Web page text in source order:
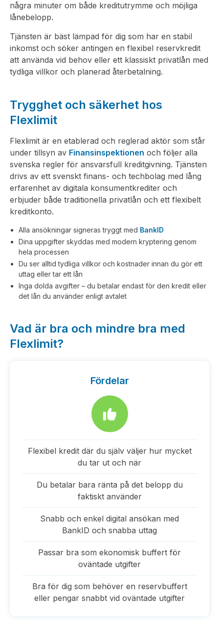
några minuter om både kreditutrymme och möjliga
lånebelopp.
Tjänsten är bäst lämpad för dig som har en stabil
inkomst och söker antingen en flexibel reservkredit
att använda vid behov eller ett klassiskt privatlån med
tydliga villkor och planerad återbetalning.
Trygghet och säkerhet hos
Flexlimit
Flexlimit är en etablerad och reglerad aktör som står
under tillsyn av Finansinspektionen och följer alla
svenska regler för ansvarsfull kreditgivning. Tjänsten
drivs av ett svenskt finans- och techbolag med lång
erfarenhet av digitala konsumentkrediter och
erbjuder både traditionella privatlån och ett flexibelt
kreditkonto.
Alla ansökningar signeras tryggt med BankID
Dina uppgifter skyddas med modern kryptering genom
hela processen
Du ser alltid tydliga villkor och kostnader innan du gör ett
uttag eller tar ett lån
Inga dolda avgifter – du betalar endast för den kredit eller
det lån du använder enligt avtalet
Vad är bra och mindre bra med
Flexlimit?
Fördelar
Flexibel kredit där du själv väljer hur mycket
du tar ut och när
Du betalar bara ränta på det belopp du
faktiskt använder
Snabb och enkel digital ansökan med
BankID och snabba uttag
Passar bra som ekonomisk buffert för
oväntade utgifter
Bra för dig som behöver en reservbuffert
eller pengar snabbt vid oväntade utgifter